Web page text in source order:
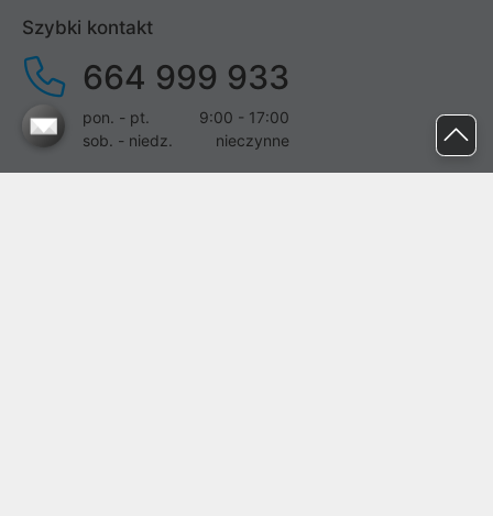
Szybki kontakt
664 999 933
pon. - pt.
9:00 - 17:00
sob. - niedz.
nieczynne